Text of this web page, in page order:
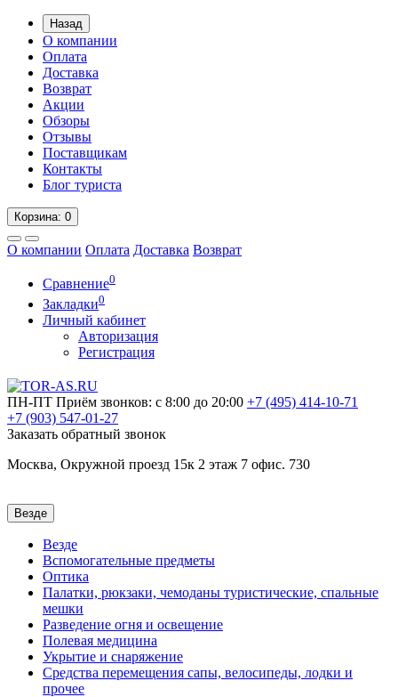
Назад
О компании
Оплата
Доставка
Возврат
Акции
Обзоры
Отзывы
Поставщикам
Контакты
Блог туриста
Корзина: 0
О компании Оплата Доставка Возврат
Сравнение0
Закладки0
Личный кабинет
Авторизация
Регистрация
ПН-ПТ Приём звонков: с 8:00 до 20:00 +7 (495) 414-10-71
+7 (903) 547-01-27
Заказать обратный звонок
Москва, Окружной проезд 15к 2 этаж 7 офис. 730
Везде
Везде
Вспомогательные предметы
Оптика
Палатки, рюкзаки, чемоданы туристические, спальные
мешки
Разведение огня и освещение
Полевая медицина
Укрытие и снаряжение
Средства перемещения сапы, велосипеды, лодки и
прочее